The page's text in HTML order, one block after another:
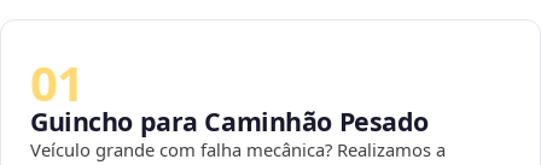
01
Guincho para Caminhão Pesado
Veículo grande com falha mecânica? Realizamos a